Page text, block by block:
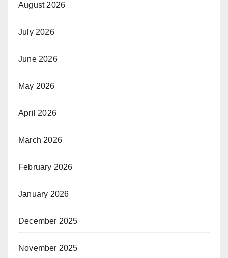
August 2026
July 2026
June 2026
May 2026
April 2026
March 2026
February 2026
January 2026
December 2025
November 2025